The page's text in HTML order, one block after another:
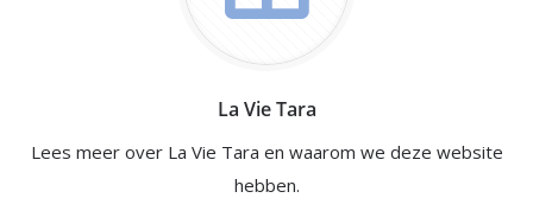
La Vie Tara
Lees meer over La Vie Tara en waarom we deze website
hebben.